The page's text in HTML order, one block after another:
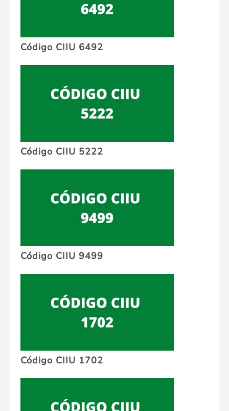
Código CIIU 6492
Código CIIU 5222
Código CIIU 9499
Código CIIU 1702